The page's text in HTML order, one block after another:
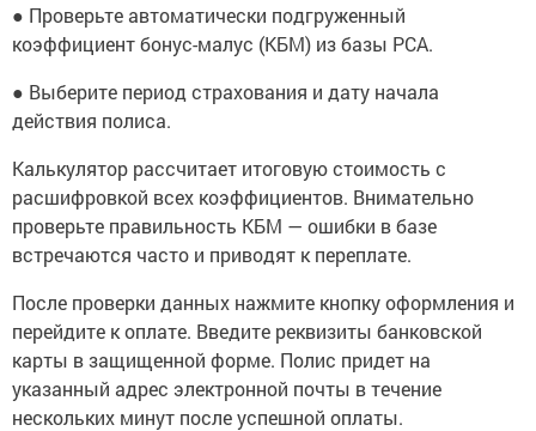
● Проверьте автоматически подгруженный
коэффициент бонус-малус (КБМ) из базы РСА.
● Выберите период страхования и дату начала
действия полиса.
Калькулятор рассчитает итоговую стоимость с
расшифровкой всех коэффициентов. Внимательно
проверьте правильность КБМ — ошибки в базе
встречаются часто и приводят к переплате.
После проверки данных нажмите кнопку оформления и
перейдите к оплате. Введите реквизиты банковской
карты в защищенной форме. Полис придет на
указанный адрес электронной почты в течение
нескольких минут после успешной оплаты.